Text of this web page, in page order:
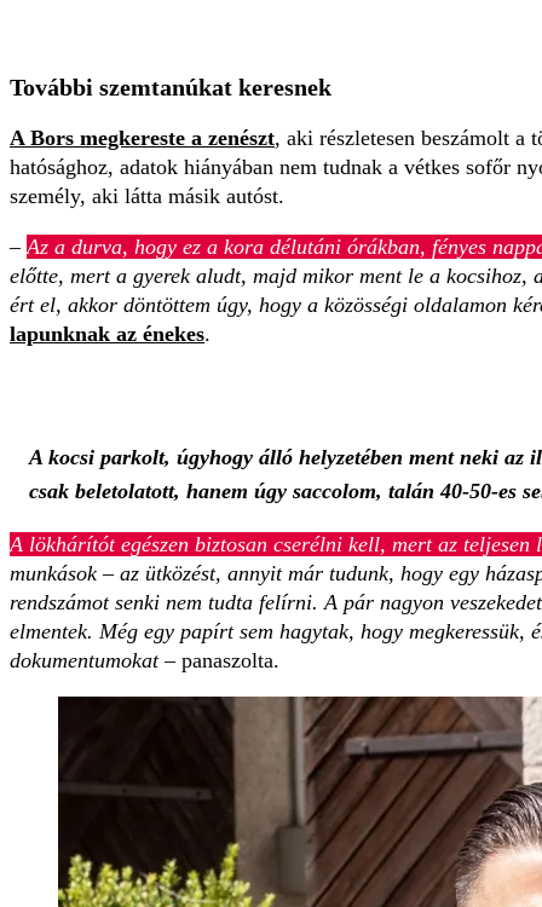
További szemtanúkat keresnek
A Bors megkereste a zenészt, aki részletesen beszámolt a
hatósághoz, adatok hiányában nem tudnak a vétkes sofőr
személy, aki látta másik autóst.
– Az a durva, hogy ez a kora délutáni órákban, fényes
előtte, mert a gyerek aludt, majd mikor ment le a kocsihoz,
ért el, akkor döntöttem úgy, hogy a közösségi oldalamon
lapunknak az énekes.
A kocsi parkolt, úgyhogy álló helyzetében ment neki az
csak beletolatott, hanem úgy saccolom, talán 40-50-es
A lökhárítót egészen biztosan cserélni kell, mert az teljesen
munkások – az ütközést, annyit már tudunk, hogy egy
rendszámot senki nem tudta felírni. A pár nagyon
elmentek. Még egy papírt sem hagytak, hogy megkeressük,
dokumentumokat– panaszolta.